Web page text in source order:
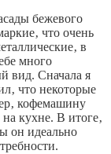
бежевого
что очень
в
много
вид. Сначала я
что некоторые
кофемашину
кухне. В итоге‚
он идеально